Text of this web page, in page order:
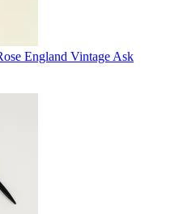
England Vintage Ask